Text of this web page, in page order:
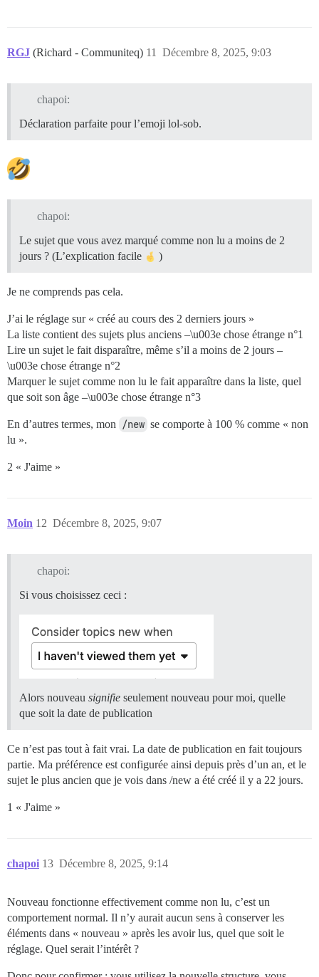
RGJ (Richard - Communiteq) Décembre 8, 2025, 9:03
11
chapoi:
Déclaration parfaite pour l’emoji lol-sob.
chapoi:
Le sujet que vous avez marqué comme non lu a moins de 2
jours ? (L’explication facile
)
Je ne comprends pas cela.
J’ai le réglage sur « créé au cours des 2 derniers jours »
La liste contient des sujets plus anciens –\u003e chose étrange n°1
Lire un sujet le fait disparaître, même s’il a moins de 2 jours –
\u003e chose étrange n°2
Marquer le sujet comme non lu le fait apparaître dans la liste, quel
que soit son âge –\u003e chose étrange n°3
En d’autres termes, mon /new se comporte à 100 % comme « non
lu ».
2 « J'aime »
Moin Décembre 8, 2025, 9:07
12
chapoi:
Si vous choisissez ceci :
Alors nouveau signifie seulement nouveau pour moi, quelle
que soit la date de publication
Ce n’est pas tout à fait vrai. La date de publication en fait toujours
partie. Ma préférence est configurée ainsi depuis près d’un an, et le
sujet le plus ancien que je vois dans /new a été créé il y a 22 jours.
1 « J'aime »
chapoi Décembre 8, 2025, 9:14
13
Nouveau fonctionne effectivement comme non lu, c’est un
comportement normal. Il n’y aurait aucun sens à conserver les
éléments dans « nouveau » après les avoir lus, quel que soit le
réglage. Quel serait l’intérêt ?